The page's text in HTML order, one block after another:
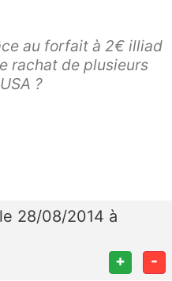
au forfait à 2€ illiad
rachat de plusieurs
?
le 28/08/2014 à
+ -